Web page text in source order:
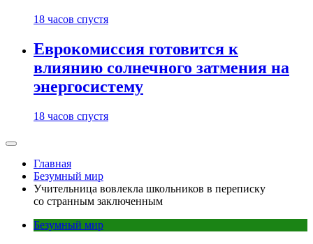
18 часов спустя
Еврокомиссия готовится к
влиянию солнечного затмения на
энергосистему
18 часов спустя
Главная
Безумный мир
Учительница вовлекла школьников в переписку
со странным заключенным
Безумный мир